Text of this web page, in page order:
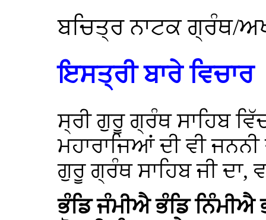
ਬਚਿਤ੍ਰ ਨਾਟਕ ਗ੍ਰੰਥ/
ਇਸਤ੍ਰੀ ਬਾਰੇ ਵਿਚਾਰ
ਸ੍ਰੀ ਗੁਰੂ ਗ੍ਰੰਥ ਸਾਹਿਬ
ਮਹਾਰਾਜਿਆਂ ਦੀ ਵੀ
ਗੁਰੂ ਗ੍ਰੰਥ ਸਾਹਿਬ ਜੀ ਦਾ,
ਭੰਡਿ ਜੰਮੀਐ ਭੰਡਿ